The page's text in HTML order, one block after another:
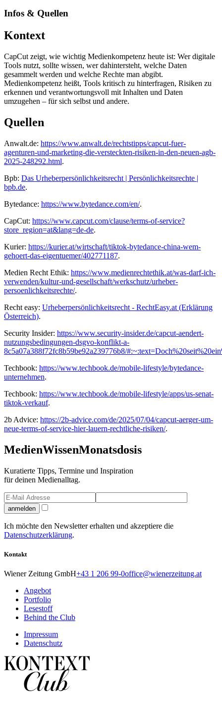
Infos & Quellen
Kontext
CapCut zeigt, wie wichtig Medienkompetenz heute ist: Wer digitale
Tools nutzt, sollte wissen, wer dahintersteht, welche Daten
gesammelt werden und welche Rechte man abgibt.
Medienkompetenz heißt, Tools kritisch zu hinterfragen, Risiken zu
erkennen und verantwortungsvoll mit Inhalten und Daten
umzugehen – für sich selbst und andere.
Quellen
Anwalt.de: https://www.anwalt.de/rechtstipps/capcut-fuer-
agenturen-und-marketing-die-versteckten-risiken-in-den-neuen-agb-
2025-248292.html.
Bpb: Das Urheberpersönlichkeitsrecht | Persönlichkeitsrechte |
bpb.de.
Bytedance: https://www.bytedance.com/en/.
CapCut: https://www.capcut.com/clause/terms-of-service?
store_region=at&lang=de-de.
Kurier: https://kurier.at/wirtschaft/tiktok-bytedance-china-wem-
gehoert-das-eigentuemer/402771187.
Medien Recht Ethik: https://www.medienrechtethik.at/was-darf-ich-
verwenden/kultur-und-gesellschaft/werkschutz/urheber-
persoenlichkeitsrechte/.
Recht easy: Urheberpersönlichkeitsrecht - RechtEasy.at (Erklärung
Österreich).
Security Insider: https://www.security-insider.de/capcut-aendert-
nutzungsbedingungen-dsgvo-konflikt-a-
8c5a07a388f72fc8b59be92a239776b8/
Techbook: https://www.techbook.de/mobile-lifestyle/bytedance-
unternehmen.
Techbook: https://www.techbook.de/mobile-lifestyle/apps/us-senat-
tiktok-verkauf.
2b Advice: https://2b-advice.com/de/2025/07/04/capcut-aerger-um-
neue-terms-of-service-hier-lauern-rechtliche-risiken/.
MedienWissenMonatsdosis
Kuratierte Tipps, Termine und Inspiration
für deinen Medienalltag.
anmelden
Ich möchte den Newsletter erhalten und akzeptiere die
Datenschutzerklärung.
Kontakt
Wiener Zeitung GmbH+43 1 206 99-0office@wienerzeitung.at
Angebot
Portfolio
Lesestoff
Behind the Club
Impressum
Datenschutz